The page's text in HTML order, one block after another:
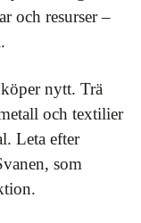
och resurser –
nytt. Trä
och textilier
Leta efter
som